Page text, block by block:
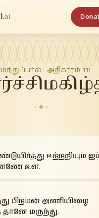
· அதிகாரம் 111
உற்றறியும்
உள.
பிறமன் அணியிழை
மருந்து.